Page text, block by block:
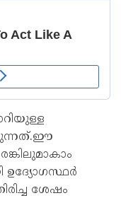
ഉദ്യോഗസ്ഥർ
ശേഷം